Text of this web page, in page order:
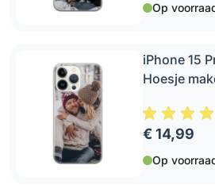
Op
iPhone 15
Hoesje
€ 14,99
Op